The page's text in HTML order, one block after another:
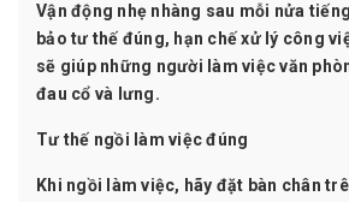
Vận động nhẹ nhàng sau mỗi nửa
bảo tư thế đúng, hạn chế xử lý công
sẽ giúp những người làm việc văn
đau cổ và lưng.
Tư thế ngồi làm việc đúng
Khi ngồi làm việc, hãy đặt bàn chân